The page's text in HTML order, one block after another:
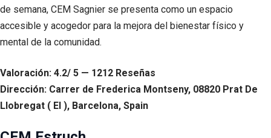
de semana, CEM Sagnier se presenta como un espacio
accesible y acogedor para la mejora del bienestar físico y
mental de la comunidad.
Valoración: 4.2/ 5 — 1212 Reseñas
Dirección: Carrer de Frederica Montseny, 08820 Prat De
Llobregat ( El ), Barcelona, Spain